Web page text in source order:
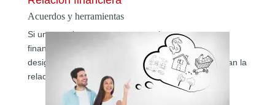
Acuerdos y herramientas
Si una pareja no estructura conscientemente sus
finanzas, tarde o temprano aparecerán tensiones,
desigualdades o decisiones improvisadas que afectan la
relación.